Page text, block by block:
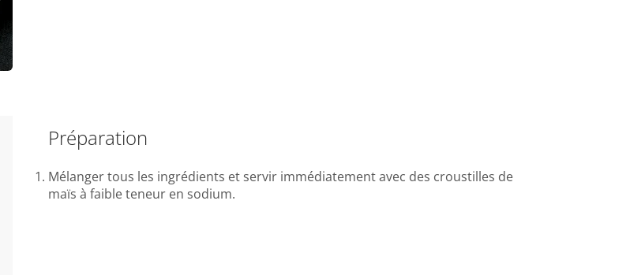
Préparation
Mélanger tous les ingrédients et servir immédiatement avec des croustilles de
maïs à faible teneur en sodium.